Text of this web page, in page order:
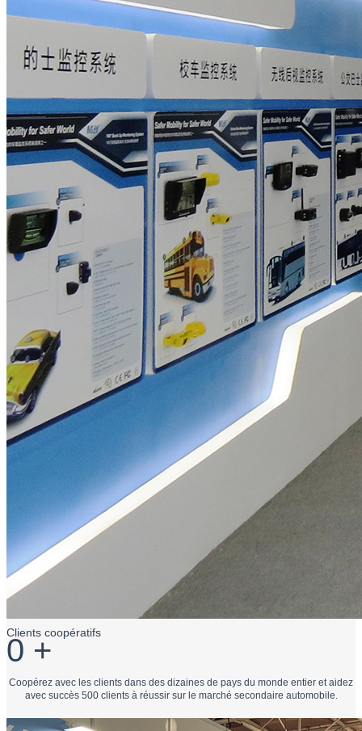
Clients coopératifs
0 +
Coopérez avec les clients dans des dizaines de pays du monde entier et aidez
avec succès 500 clients à réussir sur le marché secondaire automobile.